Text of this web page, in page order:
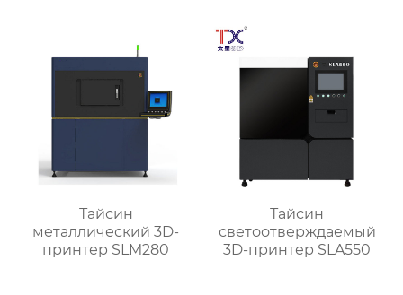
Тайсин
металлический 3D-
принтер SLM280
Тайсин
светоотверждаемый
3D-принтер SLA550